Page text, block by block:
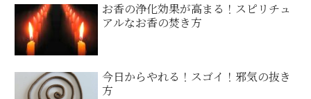
お香の浄化効果が高まる！スピリチュ
アルなお香の焚き方
今日からやれる！スゴイ！邪気の抜き
方